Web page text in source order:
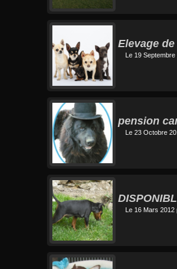
Elevage
Le 19 Septembre
pension
Le 23 Octobre
Le 16 Mars 2012